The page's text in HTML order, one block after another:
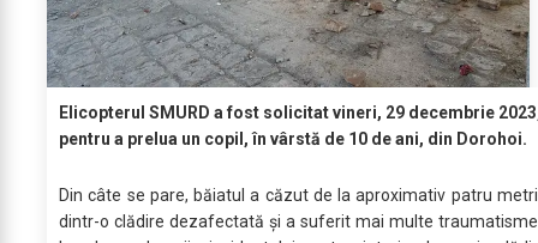
Elicopterul SMURD a fost solicitat vineri, 29 decembrie
pentru a prelua un copil, în vârstă de 10 de ani, din Dorohoi.
Din câte se pare, băiatul a căzut de la aproximativ patru
dintr-o clădire dezafectată și a suferit mai multe